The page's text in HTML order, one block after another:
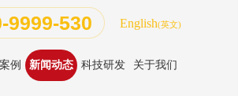
English(英文)
9999-530
例 新闻动态 科技研发 关于我们